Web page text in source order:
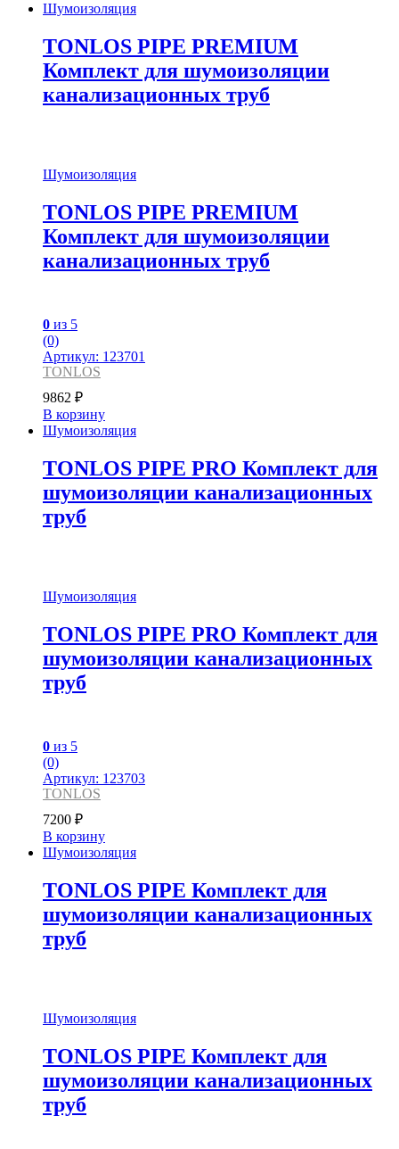
Шумоизоляция
TONLOS PIPE PREMIUM
Комплект для шумоизоляции
канализационных труб
Шумоизоляция
TONLOS PIPE PREMIUM
Комплект для шумоизоляции
канализационных труб
0 из 5
(0)
Артикул: 123701
TONLOS
9862 ₽
В корзину
Шумоизоляция
TONLOS PIPE PRO Комплект для
шумоизоляции канализационных
труб
Шумоизоляция
TONLOS PIPE PRO Комплект для
шумоизоляции канализационных
труб
0 из 5
(0)
Артикул: 123703
TONLOS
7200 ₽
В корзину
Шумоизоляция
TONLOS PIPE Комплект для
шумоизоляции канализационных
труб
Шумоизоляция
TONLOS PIPE Комплект для
шумоизоляции канализационных
труб